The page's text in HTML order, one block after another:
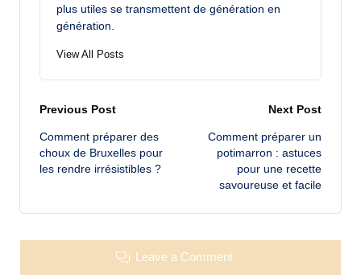
plus utiles se transmettent de génération en
génération.
View All Posts
Post
navigation
Previous Post
Comment préparer des
choux de Bruxelles pour
les rendre irrésistibles ?
Next Post
Comment préparer un
potimarron : astuces
pour une recette
savoureuse et facile
Leave a Comment